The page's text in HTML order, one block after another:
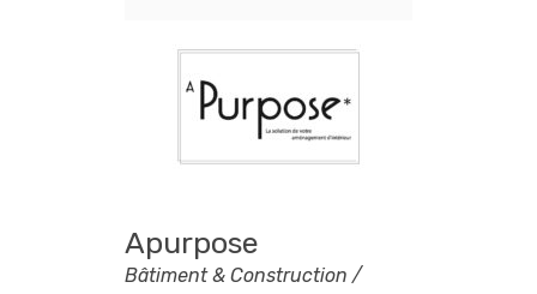
Apurpose
Bâtiment & Construction /